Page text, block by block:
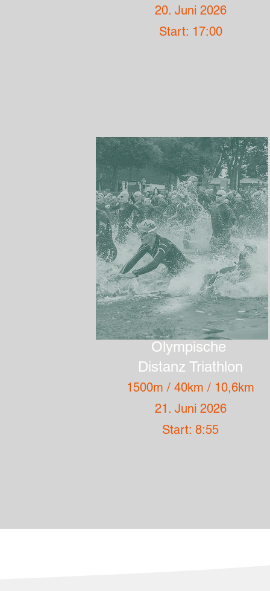
20. Juni 2026
Start: 17:00
Olympische
Distanz Triathlon
1500m / 40km / 10,6km
21. Juni 2026
Start: 8:55